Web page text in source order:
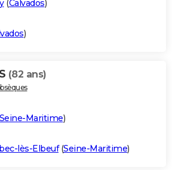
(Calvados)
)
(82 ans)
Maritime)
lès-Elbeuf(Seine-Maritime)